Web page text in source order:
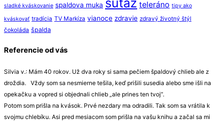
sladké kváskovanie spaldova muka teleráno tipy ako
kváskovať tradícia TV Markíza vianoce zdravie zdravý životný štýl
čokoláda špalda
Referencie od vás
Silvia v.: Mám 40 rokov. Už dva roky si sama pečiem špaldový chlieb ale z
droždia. Vždy som sa nesmierne tešila, keď prišili susedia alebo sme išli na
opekačku a vopred si objednali chlieb „ale prines ten tvoj“.
Potom som prišla na kvások. Prvé nezdary ma odradili. Tak som sa vrátila k
svojmu chlebíku. Asi pred mesiacom som prišla na vašu knihu a začal sa mi